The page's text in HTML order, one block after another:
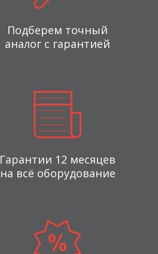
Подберем точный
аналог с гарантией
Гарантии 12 месяцев
на всё оборудование